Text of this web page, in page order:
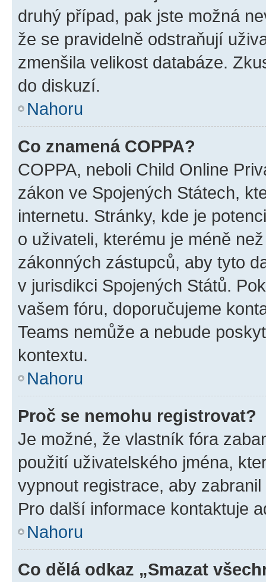
druhý případ, pak jste možná
že se pravidelně odstraňují
zmenšila velikost databáze.
do diskuzí.
Nahoru
Co znamená COPPA?
COPPA, neboli Child Online
zákon ve Spojených Státech,
internetu. Stránky, kde je
o uživateli, kterému je méně
zákonných zástupců, aby tyto
v jurisdikci Spojených Států.
vašem fóru, doporučujeme
Teams nemůže a nebude
kontextu.
Nahoru
Proč se nemohu registrovat?
Je možné, že vlastník fóra
použití uživatelského jména,
vypnout registrace, aby
Pro další informace kontaktuje
Nahoru
Co dělá odkaz „Smazat